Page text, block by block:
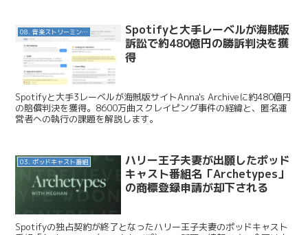
08. 音楽ストリーミングサービス
Spotifyと大手レーベルが海賊版
訴訟で約480億円の勝訴判決を獲
得
Spotifyと大手3レーベルが海賊版サイトAnna's Archiveに約480億円
の賠償判決を獲得。8600万曲スクレイピング事件の経緯と、匿名運
営者への執行の課題を解説します。
03. ポッドキャスト番組
ハリー王子夫妻が出願したポッド
キャスト番組名「Archetypes」
の商標登録申請が却下される
Spotifyの独占契約が終了となったハリー王子夫妻のポッドキャスト